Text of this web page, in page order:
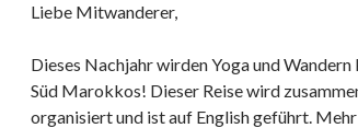
Liebe Mitwanderer,
Dieses Nachjahr wirden Yoga und
Süd Marokkos! Dieser Reise wird
organisiert und ist auf English geführt.